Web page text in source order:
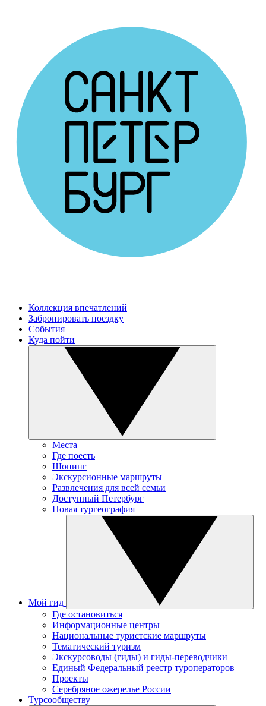
Коллекция впечатлений
Забронировать поездку
События
Куда пойти
Места
Где поесть
Шопинг
Экскурсионные маршруты
Развлечения для всей семьи
Доступный Петербург
Новая тургеография
Мой гид
Где остановиться
Информационные центры
Национальные туристские маршруты
Тематический туризм
Экскурсоводы (гиды) и гиды-переводчики
Единый Федеральный реестр туроператоров
Проекты
Серебряное ожерелье России
Турсообществу